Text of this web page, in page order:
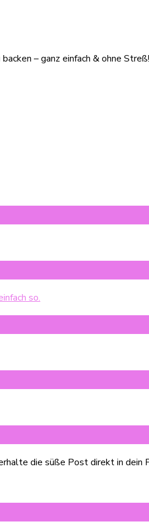
– ganz einfach & ohne Streß!
die süße Post direkt in dein